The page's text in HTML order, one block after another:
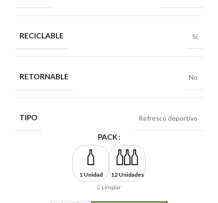
RECICLABLE Sí
RETORNABLE No
TIPO Refresco deportivo
PACK
1 Unidad
12 Unidades
Limpiar